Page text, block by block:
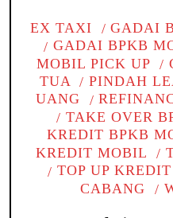
EX TAXI
GADAI
GADAI BPKB
MOBIL PICK UP
TUA
PINDAH
UANG
TAKE OVER
KREDIT BPKB
KREDIT MOBIL
TOP UP
CABANG